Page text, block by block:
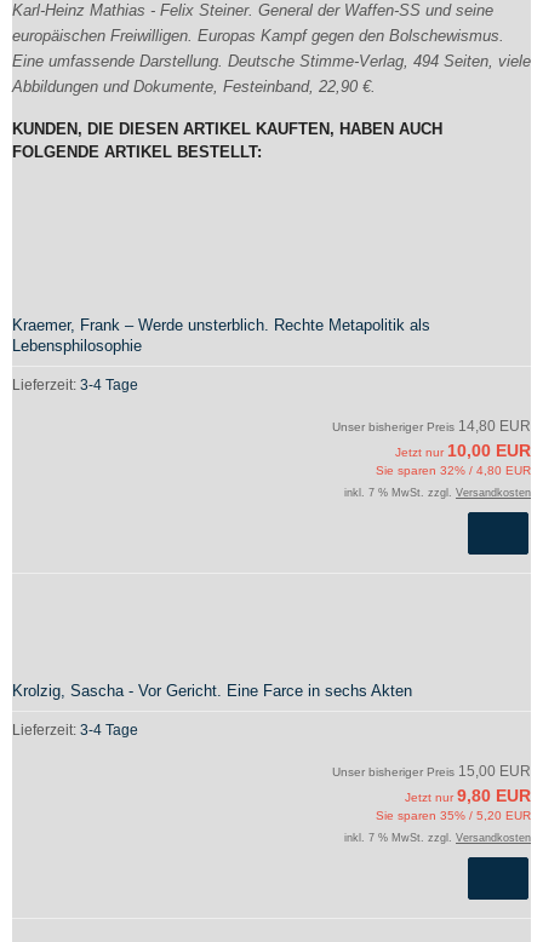
Karl-Heinz Mathias - Felix Steiner. General der Waffen-SS und seine
europäischen Freiwilligen. Europas Kampf gegen den Bolschewismus.
Eine umfassende Darstellung. Deutsche Stimme-Verlag, 494 Seiten, viele
Abbildungen und Dokumente, Festeinband, 22,90 €.
KUNDEN, DIE DIESEN ARTIKEL KAUFTEN, HABEN AUCH
FOLGENDE ARTIKEL BESTELLT:
Kraemer, Frank – Werde unsterblich. Rechte Metapolitik als
Lebensphilosophie
Lieferzeit: 3-4 Tage
Unser bisheriger Preis 14,80 EUR
Jetzt nur 10,00 EUR
Sie sparen 32% / 4,80 EUR
inkl. 7 % MwSt. zzgl. Versandkosten
Krolzig, Sascha - Vor Gericht. Eine Farce in sechs Akten
Lieferzeit: 3-4 Tage
Unser bisheriger Preis 15,00 EUR
Jetzt nur 9,80 EUR
Sie sparen 35% / 5,20 EUR
inkl. 7 % MwSt. zzgl. Versandkosten